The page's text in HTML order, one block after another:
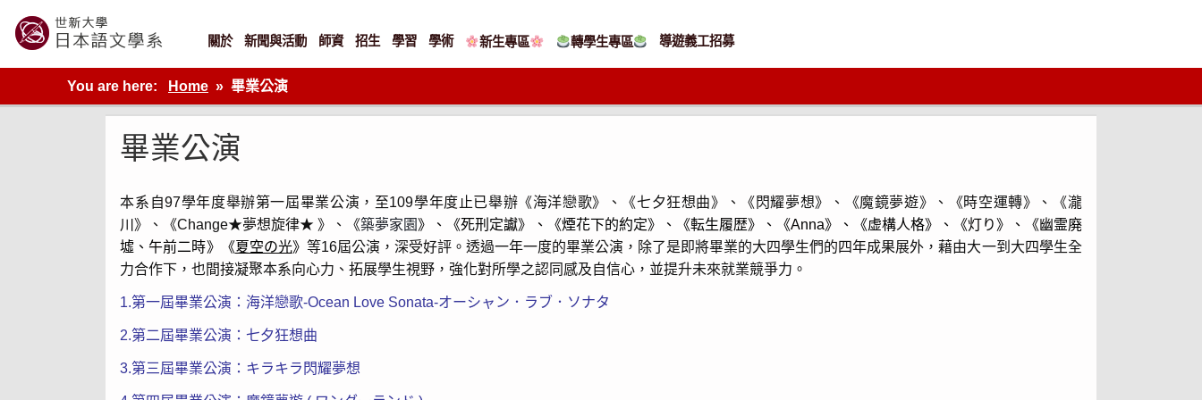
content
世新大學教學單位的網站
關於 新聞與活動 師資 招生 學習 學術 新生專區 轉學生專區 導遊義工招募
You are here: Home 畢業公演
畢業公演
本系自97學年度舉辦第一屆畢業公演，至109學年度止已舉辦《海洋戀歌》、《七夕狂想曲》、《閃耀夢想》、《魔鏡夢遊》、《時空運轉》、《瀧
川》、《Change★夢想旋律★ 》、《築夢家園 》、
《死刑定讞》、《煙花下的約定》、《転生履歴》、《Anna》、《虚構人格》、《灯り》、《幽霊廃
墟、午前二時》《夏空の光》 等16屆公演，深受好評。透過一年一度的畢業公演，除了是即將畢業的大四學生們的四年成果展外，藉由大一到大四學生全
力合作下，也間接凝聚本系向心力、拓展學生視野，強化對所學之認同感及自信心，並提升未來就業競爭力。
1.第一屆畢業公演：海洋戀歌-Ocean Love Sonata-オーシャン．ラブ．ソナタ
2.第二屆畢業公演：七夕狂想曲
3.第三屆畢業公演：キラキラ閃耀夢想